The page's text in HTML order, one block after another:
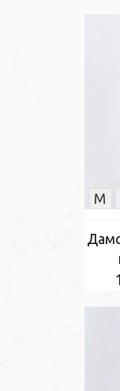
M